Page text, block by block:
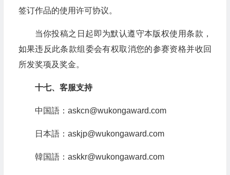
签订作品的使用许可协议。
当你投稿之日起即为默认遵守本版权使用条款，
如果违反此条款组委会有权取消您的参赛资格并收回
所发奖项及奖金。
十七、客服支持
中国語：askcn@wukongaward.com
日本語：askjp@wukongaward.com
韓国語：askkr@wukongaward.com